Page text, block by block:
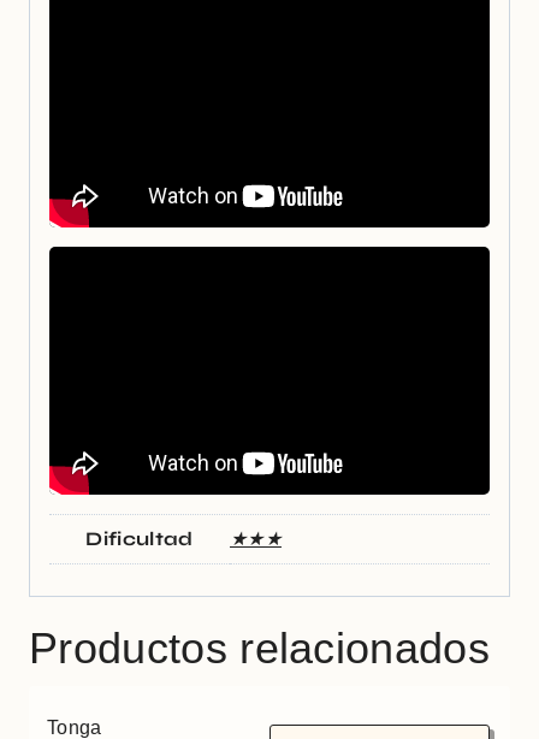
Dificultad ★★★
Productos relacionados
Tonga